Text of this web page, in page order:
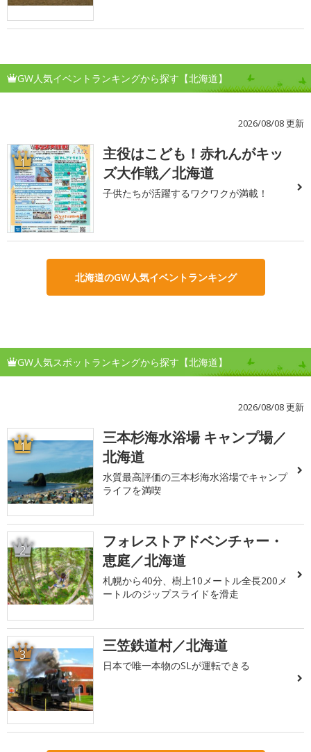
GW人気イベントランキングから探す【北海道】
2026/08/08 更新
1
主役はこども！赤れんがキッ
ズ大作戦／北海道
子供たちが活躍するワクワクが満載！
北海道のGW人気イベントランキング
GW人気スポットランキングから探す【北海道】
2026/08/08 更新
1
三本杉海水浴場 キャンプ場／
北海道
水質最高評価の三本杉海水浴場でキャンプ
ライフを満喫
2
フォレストアドベンチャー・
恵庭／北海道
札幌から40分、樹上10メートル全長200メ
ートルのジップスライドを滑走
3 三笠鉄道村／北海道
日本で唯一本物のSLが運転できる